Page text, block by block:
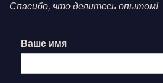
Спасибо, что делитесь опытом!
Ваше имя